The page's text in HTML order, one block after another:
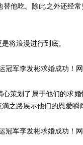
他吃。除此之外还经
将浪漫进行到底。
策划了属于他们的求
之路展示他们的恩爱瞬